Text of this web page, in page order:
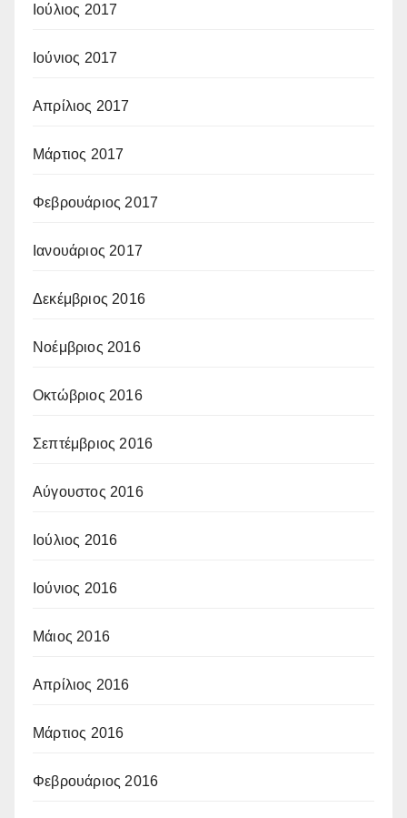
Ιούλιος 2017
Ιούνιος 2017
Απρίλιος 2017
Μάρτιος 2017
Φεβρουάριος 2017
Ιανουάριος 2017
Δεκέμβριος 2016
Νοέμβριος 2016
Οκτώβριος 2016
Σεπτέμβριος 2016
Αύγουστος 2016
Ιούλιος 2016
Ιούνιος 2016
Μάιος 2016
Απρίλιος 2016
Μάρτιος 2016
Φεβρουάριος 2016